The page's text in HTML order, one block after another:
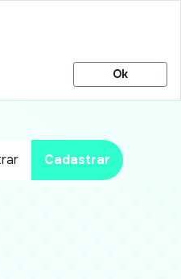
Ok
Cadastrar